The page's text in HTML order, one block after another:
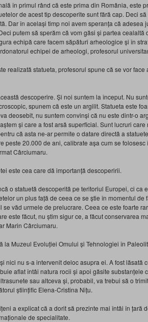
în primul rând că este prima din România, este
de acest tip descoperite sunt fără cap. Deci
Dar în același timp noi avem speranța că adesea
putem să sperăm că vom găsi și partea
echipă care facem săpături arheologice și în
echipei de arheologi, profesorul
realizată statueta, profesorul spune că se vor
descoperire. Și noi suntem la început. Nu
spunem că este un argilit. Statueta este
deosebit, nu suntem convinși că nu este dintr-o
și care a fost arsă superficial. Sunt lucruri
că asta ne-ar permite o datare directă a
peste 20.000 de ani, calibrate așa cum se
Cârciumaru.
este cea care dă importanță descoperirii.
o statuetă descoperită pe teritoriul Europei, ci ca
un plus față de ceea ce se știe în momentul de
văd urmele de prelucrare. Ceea ce este foarte
este făcut, nu știm sigur ce, a făcut conservarea
Marin Cârciumaru.
la Muzeul Evoluției Omului și Tehnologiei în
nici nu s-a intervenit deloc asupra ei. A fost lăsată
aflat întâi natura rocii și apoi găsite substanțele
sau altceva și, probabil, va trebui să o
științific Elena-Cristina Nițu.
a explicat că a dorit să prezinte mai întâi în țară
de specialitate.